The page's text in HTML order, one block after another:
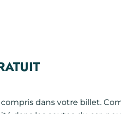
dans votre billet.